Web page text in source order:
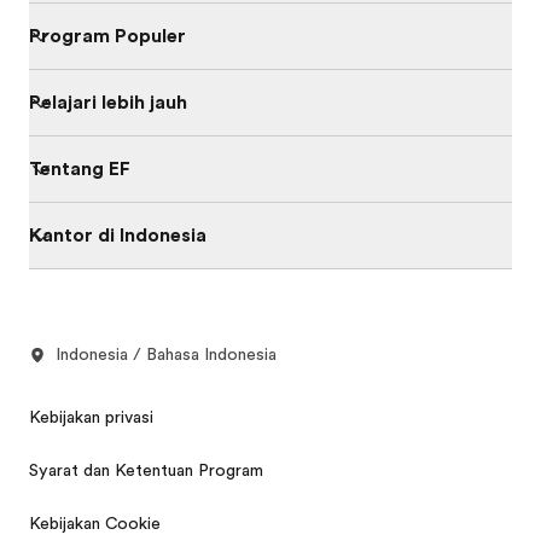
Program Populer
Pelajari lebih jauh
Tentang EF
Kantor di Indonesia
Indonesia / Bahasa Indonesia
Kebijakan privasi
Syarat dan Ketentuan Program
Kebijakan Cookie